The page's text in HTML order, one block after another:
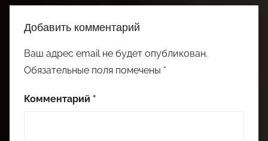
Добавить комментарий
Ваш адрес email не будет опубликован.
Обязательные поля помечены *
Комментарий *